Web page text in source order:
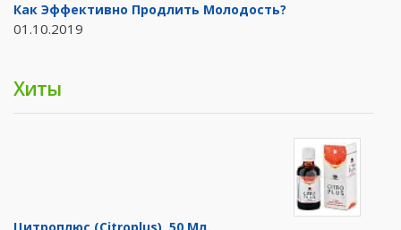
Как Эффективно Продлить Молодость?
01.10.2019
Хиты